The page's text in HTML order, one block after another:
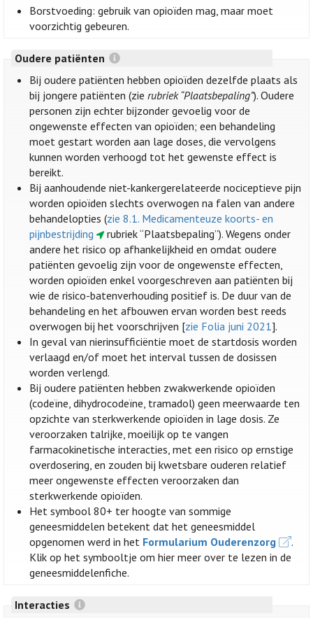
Borstvoeding: gebruik van opioïden mag, maar moet
voorzichtig gebeuren.
Oudere patiënten
Bij oudere patiënten hebben opioïden dezelfde plaats als
bij jongere patiënten (zierubriek “Plaatsbepaling”). Oudere
personen zijn echter bijzonder gevoelig voor de
ongewenste effecten van opioïden; een behandeling
moet gestart worden aan lage doses, die vervolgens
kunnen worden verhoogd tot het gewenste effect is
bereikt.
Bij aanhoudende niet-kankergerelateerde nociceptieve pijn
worden opioïden slechts overwogen na falen van andere
behandelopties (zie 8.1. Medicamenteuze koorts- en
pijnbestrijding
rubriek “Plaatsbepaling”). Wegens onder
andere het risico op afhankelijkheid en omdat oudere
patiënten gevoelig zijn voor de ongewenste effecten,
worden opioïden enkel voorgeschreven aan patiënten bij
wie de risico-batenverhouding positief is. De duur van de
behandeling en het afbouwen ervan worden best reeds
overwogen bij het voorschrijven [zie Folia juni 2021].
In geval van nierinsufficiëntie moet de startdosis worden
verlaagd en/of moet het interval tussen de dosissen
worden verlengd.
Bij oudere patiënten hebben zwakwerkende opioïden
(codeïne, dihydrocodeïne, tramadol) geen meerwaarde ten
opzichte van sterkwerkende opioïden in lage dosis. Ze
veroorzaken talrijke, moeilijk op te vangen
farmacokinetische interacties, met een risico op ernstige
overdosering, en zouden bij kwetsbare ouderen relatief
meer ongewenste effecten veroorzaken dan
sterkwerkende opioïden.
Het symbool 80+ ter hoogte van sommige
geneesmiddelen betekent dat het geneesmiddel
opgenomen werd in het Formularium Ouderenzorg
.
Klik op het symbooltje om hier meer over te lezen in de
geneesmiddelenfiche.
Interacties